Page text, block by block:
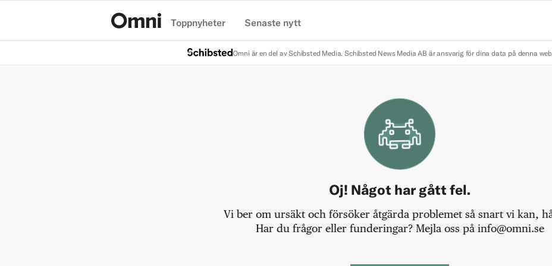
Toppnyheter Senaste nytt
Omni är en del av Schibsted Media. Schibsted News Media AB är ansvarig för dina data på denna
Oj! Något har gått fel.
Vi ber om ursäkt och försöker åtgärda problemet så snart vi kan,
Har du frågor eller funderingar? Mejla oss på info@omni.se